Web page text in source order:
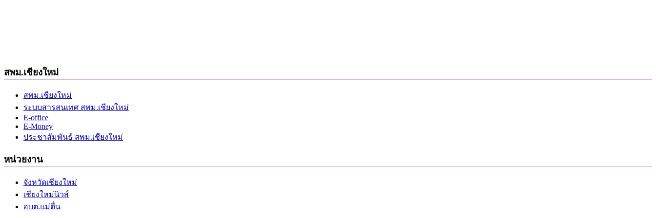
สพม.เชียงใหม่
สพม.เชียงใหม่
ระบบสารสนเทศ สพม.เชียงใหม่
E-office
E-Money
ประชาสัมพันธ์ สพม.เชียงใหม่
หน่วยงาน
จังหวัดเชียงใหม่
เชียงใหม่นิวส์
อบต.แม่ตื่น